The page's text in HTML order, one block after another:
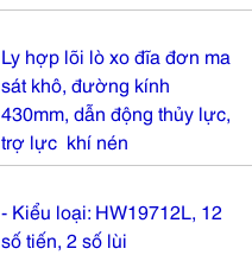
Ly hợp lõi lò xo đĩa đơn ma
sát khô, đường kính
430mm, dẫn động thủy lực,
trợ lực khí nén
- Kiểu loại: HW19712L, 12
số tiến, 2 số lùi